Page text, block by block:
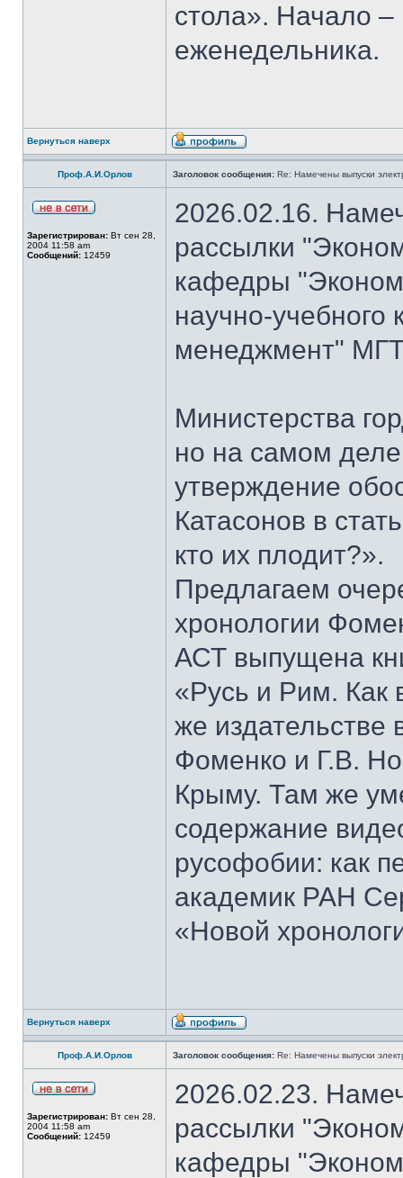
стола». Начало
еженедельника.
Вернуться наверх
Проф.А.И.Орлов Заголовок сообщения: Re: Намечены выпуски
Зарегистрирован: Вт сен 28,
2004 11:58 am
Сообщений: 12459
2026.02.16.
рассылки
кафедры
научно-
менеджмент"
Министерства
но на самом
утверждение
Катасонов в
кто их плодит?».
Предлагаем
хронологии
АСТ выпущена
«Русь и Рим. Как
же издательстве
Фоменко и Г.В.
Крыму. Там же
содержание
русофобии: как
академик РАН
«Новой
Вернуться наверх
Проф.А.И.Орлов Заголовок сообщения: Re: Намечены выпуски
Зарегистрирован: Вт сен 28,
2004 11:58 am
Сообщений: 12459
2026.02.23.
рассылки
кафедры